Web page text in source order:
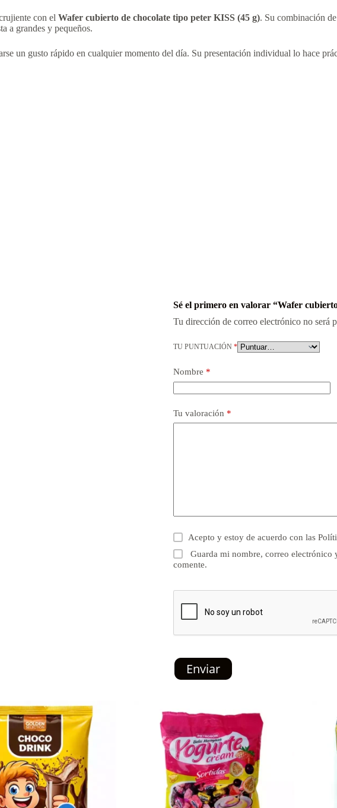
con el Wafer cubierto de chocolate tipo peter KISS (45 g). Su combinación
a grandes y pequeños.
un gusto rápido en cualquier momento del día. Su presentación individual lo hace
Sé el primero en valorar “Wafer
Tu dirección de correo electrónico no será
TU PUNTUACIÓN *
Nombre *
Tu valoración *
Acepto y estoy de acuerdo con las
Guarda mi nombre, correo electrónico
comente.
Enviar